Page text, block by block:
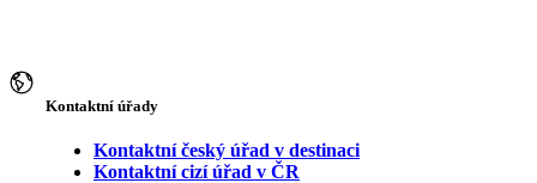
Kontaktní úřady
Kontaktní český úřad v destinaci
Kontaktní cizí úřad v ČR